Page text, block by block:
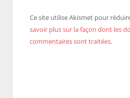
Ce site utilise Akismet pour
savoir plus sur la façon dont les
commentaires sont traitées.